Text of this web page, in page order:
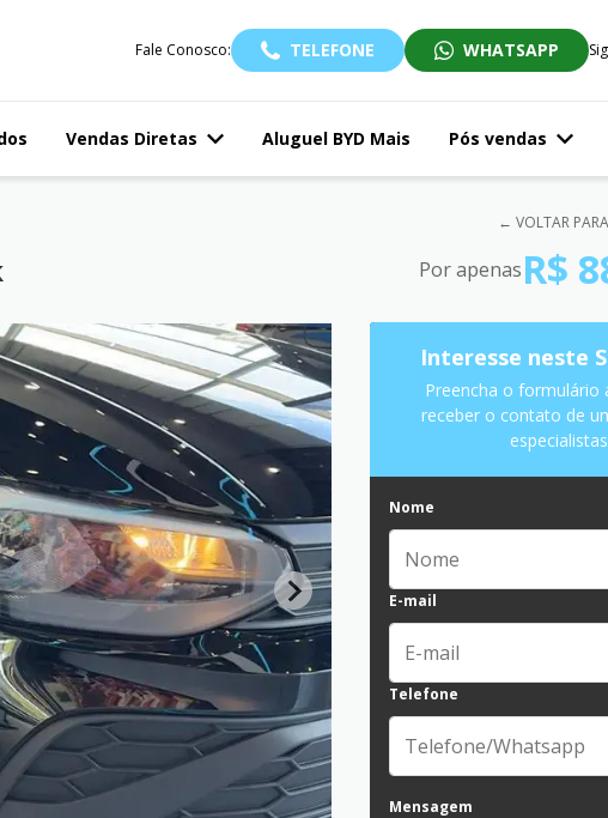
Fale Conosco: TELEFONE WHATSAPP
Vendas Diretas Aluguel BYD Mais Pós vendas
← VOLTAR
Por apenasR$
Interesse neste
Preencha o formulário
receber o contato de
Nome
E-mail
Telefone
Mensagem